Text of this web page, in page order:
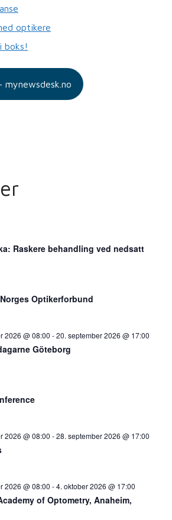
optikere
boks!
mynewsdesk.no
Raskere behandling ved nedsatt
Optikerforbund
2026 @ 08:00 -20. september 2026 @ 17:00
Göteborg
2026 @ 08:00 -28. september 2026 @ 17:00
2026 @ 08:00 -4. oktober 2026 @ 17:00
of Optometry, Anaheim,